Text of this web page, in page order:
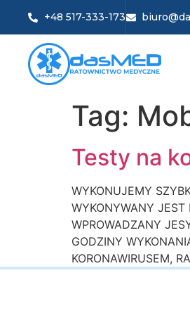
+48 517-333-173
Tag:
Testy na
WYKONUJEMY
WYKONYWANY JEST
WPROWADZANY
GODZINY
KORONAWIRUSEM,